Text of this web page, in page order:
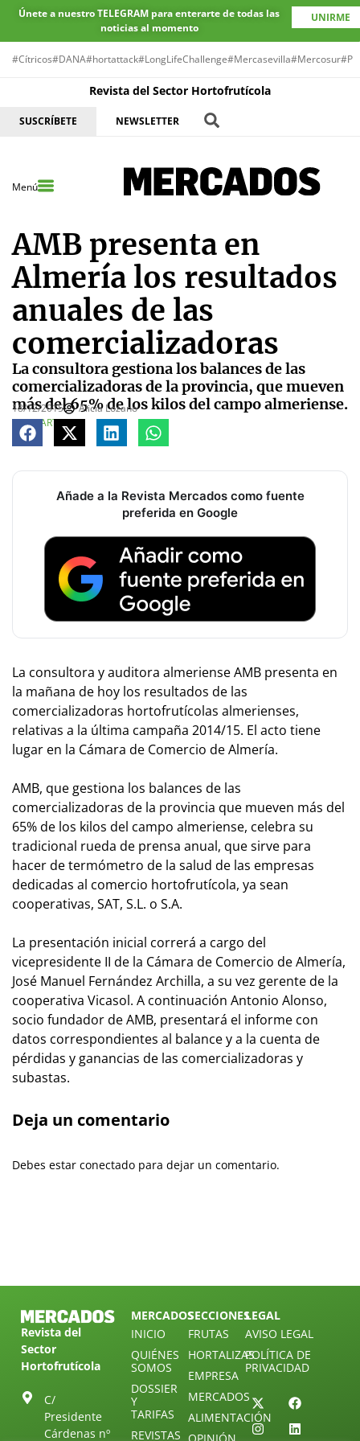
Únete a nuestro TELEGRAM para enterarte de todas las
noticias al momento
UNIRME
#Cítricos#DANA#hortattack#LongLifeChallenge#Mercasevilla#Mercosur
Revista del Sector Hortofrutícola
SUSCRÍBETE NEWSLETTER
Menú
AMB presenta en
Almería los resultados
anuales de las
comercializadoras
La consultora gestiona los balances de las
comercializadoras de la provincia, que mueven
más del 65% de los kilos del campo almeriense.
18/12/2015
Alicia Lozano
COMPARTE
Añade a la Revista Mercados como fuente
preferida en Google
La consultora y auditora almeriense AMB presenta en
la mañana de hoy los resultados de las
comercializadoras hortofrutícolas almerienses,
relativas a la última campaña 2014/15. El acto tiene
lugar en la Cámara de Comercio de Almería.
AMB, que gestiona los balances de las
comercializadoras de la provincia que mueven más del
65% de los kilos del campo almeriense, celebra su
tradicional rueda de prensa anual, que sirve para
hacer de termómetro de la salud de las empresas
dedicadas al comercio hortofrutícola, ya sean
cooperativas, SAT, S.L. o S.A.
La presentación inicial correrá a cargo del
vicepresidente II de la Cámara de Comercio de Almería,
José Manuel Fernández Archilla, a su vez gerente de la
cooperativa Vicasol. A continuación Antonio Alonso,
socio fundador de AMB, presentará el informe con
datos correspondientes al balance y a la cuenta de
pérdidas y ganancias de las comercializadoras y
subastas.
Deja un comentario
Debes estar conectado para dejar un comentario.
Revista del
Sector
Hortofrutícola
C/
Presidente
Cárdenas nº
MERCADOS
INICIO
QUIÉNES
SOMOS
DOSSIER
Y
TARIFAS
REVISTAS
SECCIONES
FRUTAS
HORTALIZAS
EMPRESA
MERCADOS
ALIMENTACIÓN
LEGAL
AVISO LEGAL
POLÍTICA DE
PRIVACIDAD